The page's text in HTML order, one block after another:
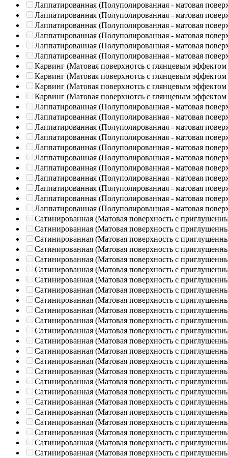
Лаппатированная (Полуполированная - матовая
Лаппатированная (Полуполированная - матовая
Лаппатированная (Полуполированная - матовая
Лаппатированная (Полуполированная - матовая
Лаппатированная (Полуполированная - матовая
Лаппатированная (Полуполированная - матовая
Карвинг (Матовая поверхнотсь с глянцевым эффектом
Карвинг (Матовая поверхнотсь с глянцевым эффектом
Карвинг (Матовая поверхнотсь с глянцевым эффектом
Карвинг (Матовая поверхнотсь с глянцевым эффектом
Лаппатированная (Полуполированная - матовая
Лаппатированная (Полуполированная - матовая
Лаппатированная (Полуполированная - матовая
Лаппатированная (Полуполированная - матовая
Лаппатированная (Полуполированная - матовая
Лаппатированная (Полуполированная - матовая
Лаппатированная (Полуполированная - матовая
Лаппатированная (Полуполированная - матовая
Лаппатированная (Полуполированная - матовая
Лаппатированная (Полуполированная - матовая
Лаппатированная (Полуполированная - матовая
Сатинированная (Матовая поверхность с
Сатинированная (Матовая поверхность с
Сатинированная (Матовая поверхность с
Сатинированная (Матовая поверхность с
Сатинированная (Матовая поверхность с
Сатинированная (Матовая поверхность с
Сатинированная (Матовая поверхность с
Сатинированная (Матовая поверхность с
Сатинированная (Матовая поверхность с
Сатинированная (Матовая поверхность с
Сатинированная (Матовая поверхность с
Сатинированная (Матовая поверхность с
Сатинированная (Матовая поверхность с
Сатинированная (Матовая поверхность с
Сатинированная (Матовая поверхность с
Сатинированная (Матовая поверхность с
Сатинированная (Матовая поверхность с
Сатинированная (Матовая поверхность с
Сатинированная (Матовая поверхность с
Сатинированная (Матовая поверхность с
Сатинированная (Матовая поверхность с
Сатинированная (Матовая поверхность с
Сатинированная (Матовая поверхность с
Сатинированная (Матовая поверхность с